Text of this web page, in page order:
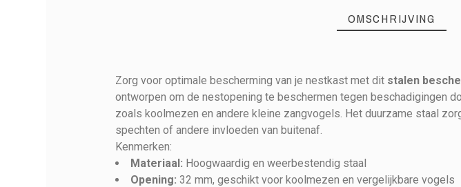
OMSCHRIJVING
Zorg voor optimale bescherming van je nestkast met dit stalen
ontworpen om de nestopening te beschermen tegen beschadigingen
zoals koolmezen en andere kleine zangvogels. Het duurzame staal
spechten of andere invloeden van buitenaf.
Kenmerken:
Materiaal: Hoogwaardig en weerbestendig staal
Opening: 32 mm, geschikt voor koolmezen en vergelijkbare vogels
ReferentieBeschermplaatje voor nestkast 32 mm
Op voorraad 10 Items